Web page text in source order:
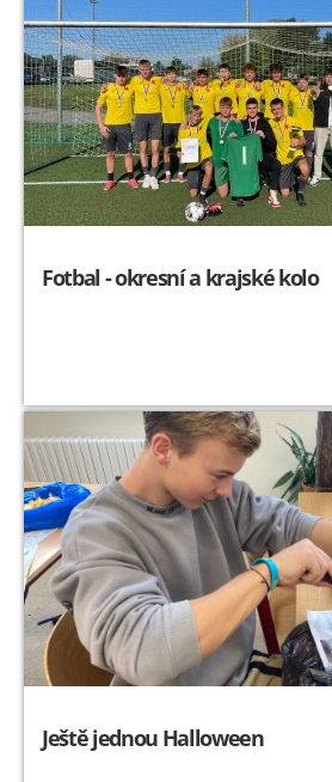
Fotbal - okresní a krajské kolo
Ještě jednou Halloween